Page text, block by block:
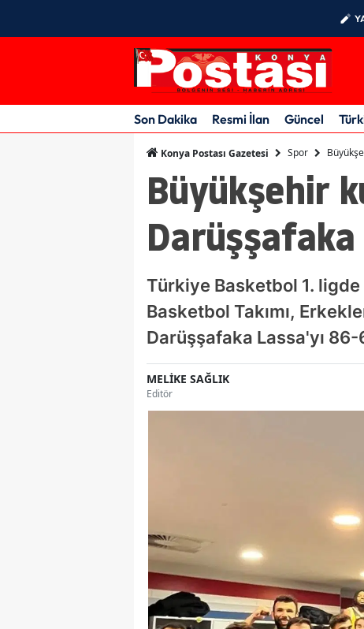
Son Dakika Resmi İlan Güncel
Konya Postası Gazetesi Spor
Büyükşehir
Türkiye Basketbol 1.
Basketbol Takımı,
Darüşşafaka Lassa'yı
MELİKE SAĞLIK
Editör